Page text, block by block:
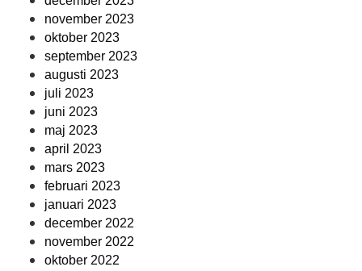
november 2023
oktober 2023
september 2023
augusti 2023
juli 2023
juni 2023
maj 2023
april 2023
mars 2023
februari 2023
januari 2023
december 2022
november 2022
oktober 2022